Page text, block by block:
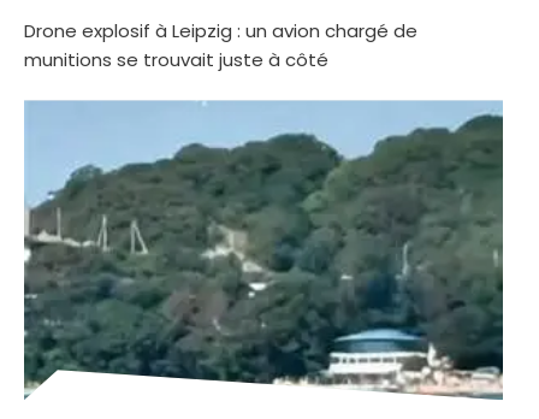
Drone explosif à Leipzig : un avion chargé de
munitions se trouvait juste à côté